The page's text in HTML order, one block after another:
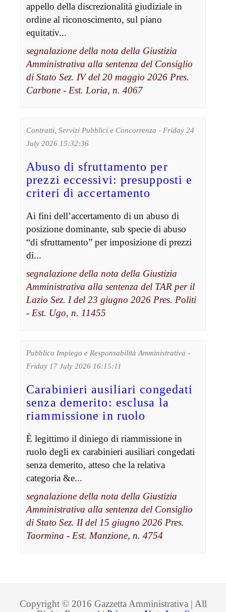
appello della discrezionalità giudiziale in
ordine al riconoscimento, sul piano
equitativ...
segnalazione della nota della Giustizia
Amministrativa alla sentenza del Consiglio
di Stato Sez. IV del 20 maggio 2026 Pres.
Carbone - Est. Loria, n. 4067
Contratti, Servizi Pubblici e Concorrenza - Friday 24
July 2026 15:32:36
Abuso di sfruttamento per
prezzi eccessivi: presupposti e
criteri di accertamento
Ai fini dell’accertamento di un abuso di
posizione dominante, sub specie di abuso
“di sfruttamento” per imposizione di prezzi
di...
segnalazione della nota della Giustizia
Amministrativa alla sentenza del TAR per il
Lazio Sez. I del 23 giugno 2026 Pres. Politi
- Est. Ugo, n. 11455
Pubblico Impiego e Responsabilità Amministrativa -
Friday 17 July 2026 16:15:11
Carabinieri ausiliari congedati
senza demerito: esclusa la
riammissione in ruolo
È legittimo il diniego di riammissione in
ruolo degli ex carabinieri ausiliari congedati
senza demerito, atteso che la relativa
categoria &e...
segnalazione della nota della Giustizia
Amministrativa alla sentenza del Consiglio
di Stato Sez. II del 15 giugno 2026 Pres.
Taormina - Est. Manzione, n. 4754
Copyright © 2016 Gazzetta Amministrativa | All